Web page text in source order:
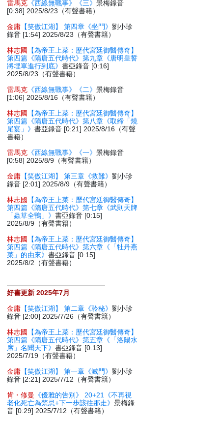
雷馬克 《西線無戰事》《三》景梅錄音
[0:38] 2025/8/23（有聲書籍）
金庸 【笑傲江湖】 第四章《坐鬥》劉小珍
錄音 [1:54] 2025/8/23（有聲書籍）
林志國
【為帝王上菜：歷代宮廷御醫傳奇】
第四篇《隋唐五代時代》第九章《唐明皇誓
將埋單進行到底》書亞錄音 [0:16]
2025/8/23（有聲書籍）
雷馬克 《西線無戰事》《二》景梅錄音
[1:06] 2025/8/16（有聲書籍）
林志國
【為帝王上菜：歷代宮廷御醫傳奇】
第四篇《隋唐五代時代》第八章《取締「燒
尾宴」》書亞錄音 [0:21] 2025/8/16（有聲
書籍）
雷馬克 《西線無戰事》《一》景梅錄音
[0:58] 2025/8/9（有聲書籍）
金庸 【笑傲江湖】 第三章《救難》劉小珍
錄音 [2:01] 2025/8/9（有聲書籍）
林志國
【為帝王上菜：歷代宮廷御醫傳奇】
第四篇《隋唐五代時代》第七章《武則天牌
「蟲草全鴨」》書亞錄音 [0:15]
2025/8/9（有聲書籍）
林志國
【為帝王上菜：歷代宮廷御醫傳奇】
第四篇《隋唐五代時代》第六章《「牡丹燕
菜」的由來》書亞錄音 [0:15]
2025/8/2（有聲書籍）
好書更新 2025年7月
金庸 【笑傲江湖】 第二章《聆秘》劉小珍
錄音 [2:00] 2025/7/26（有聲書籍）
林志國
【為帝王上菜：歷代宮廷御醫傳奇】
第四篇《隋唐五代時代》第五章《「洛陽水
席」名聞天下》書亞錄音 [0:13]
2025/7/19（有聲書籍）
金庸 【笑傲江湖】 第一章《滅門》劉小珍
錄音 [2:21] 2025/7/12（有聲書籍）
肯・修曼
《優雅的告別》 20+21《不再視
老化死亡為禁忌+下一步該往那走》景梅錄
音 [0:29] 2025/7/12（有聲書籍）